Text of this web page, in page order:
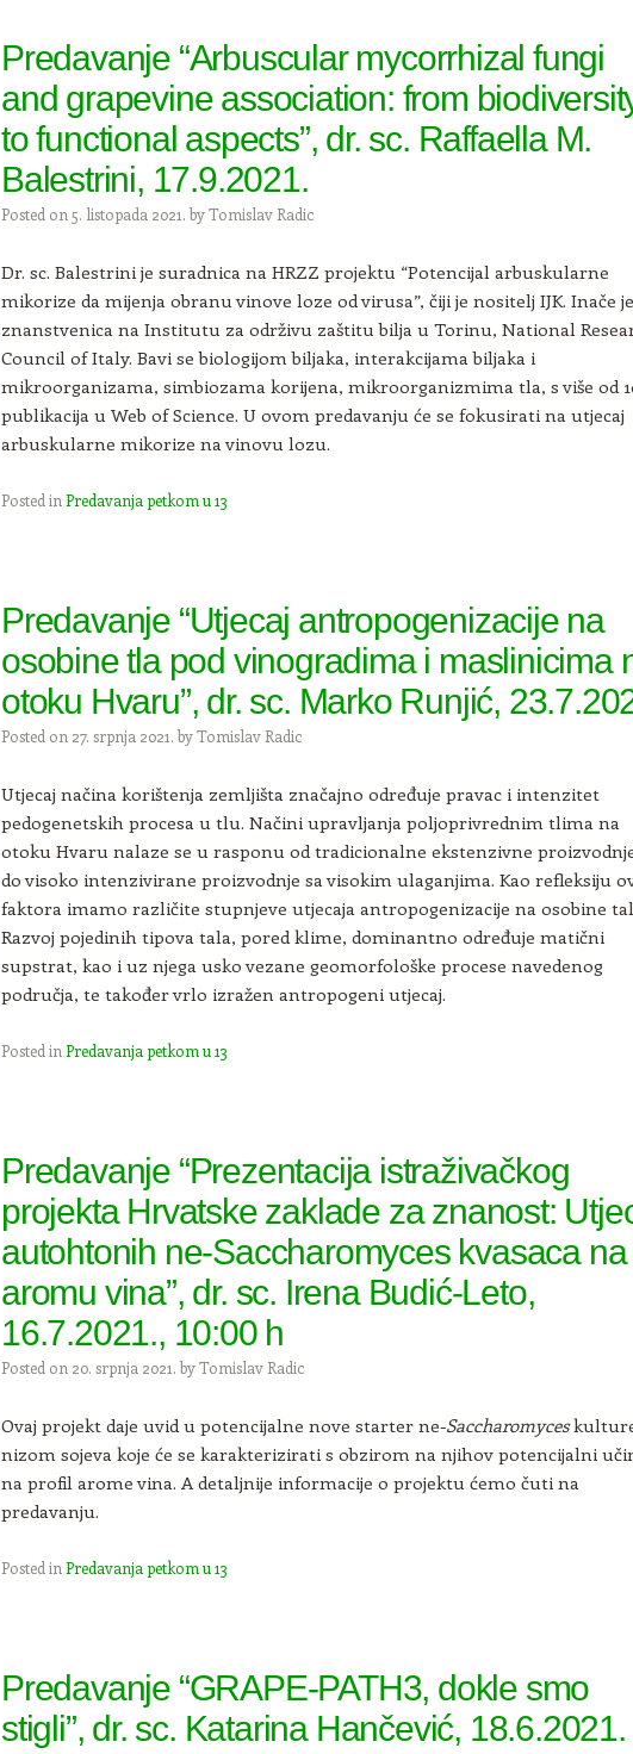
Predavanje “Arbuscular mycorrhizal fungi
and grapevine association: from
to functional aspects”, dr. sc. Raffaella M.
Balestrini, 17.9.2021.
Posted on 5. listopada 2021. byTomislav Radic
Dr. sc. Balestrini je suradnica na HRZZ projektu “Potencijal arbuskularne
mikorize da mijenja obranu vinove loze od virusa”, čiji je nositelj IJK. Inače je
znanstvenica na Institutu za održivu zaštitu bilja u Torinu, National
Council of Italy. Bavi se biologijom biljaka, interakcijama biljaka i
mikroorganizama, simbiozama korijena, mikroorganizmima tla, s više od
publikacija u Web of Science. U ovom predavanju će se fokusirati na utjecaj
arbuskularne mikorize na vinovu lozu.
Posted in Predavanja petkom u 13
Predavanje “Utjecaj antropogenizacije na
osobine tla pod vinogradima i maslinicima
otoku Hvaru”, dr. sc. Marko Runjić,
Posted on 27. srpnja 2021. byTomislav Radic
Utjecaj načina korištenja zemljišta značajno određuje pravac i intenzitet
pedogenetskih procesa u tlu. Načini upravljanja poljoprivrednim tlima na
otoku Hvaru nalaze se u rasponu od tradicionalne ekstenzivne
do visoko intenzivirane proizvodnje sa visokim ulaganjima. Kao refleksiju
faktora imamo različite stupnjeve utjecaja antropogenizacije na osobine
Razvoj pojedinih tipova tala, pored klime, dominantno određuje matični
supstrat, kao i uz njega usko vezane geomorfološke procese navedenog
područja, te također vrlo izražen antropogeni utjecaj.
Posted in Predavanja petkom u 13
Predavanje “Prezentacija istraživačkog
projekta Hrvatske zaklade za znanost:
autohtonih ne-Saccharomyces kvasaca na
aromu vina”, dr. sc. Irena Budić-Leto,
16.7.2021., 10:00 h
Posted on 20. srpnja 2021. byTomislav Radic
Ovaj projekt daje uvid u potencijalne nove starter ne-Saccharomyces
nizom sojeva koje će se karakterizirati s obzirom na njihov potencijalni
na profil arome vina. A detaljnije informacije o projektu ćemo čuti na
predavanju.
Posted in Predavanja petkom u 13
Predavanje “GRAPE-PATH3, dokle smo
stigli”, dr. sc. Katarina Hančević, 18.6.2021.